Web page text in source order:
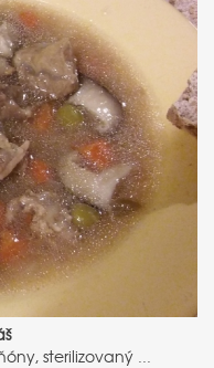
sterilizovaný ...